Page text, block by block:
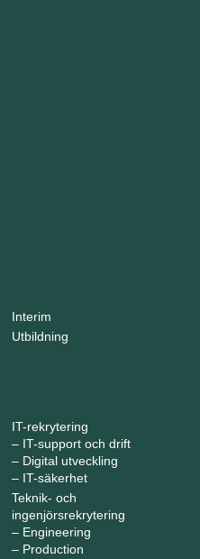
Interim
Utbildning
IT-rekrytering
– IT-support och drift
– Digital utveckling
– IT-säkerhet
Teknik- och
ingenjörsrekrytering
– Engineering
– Production